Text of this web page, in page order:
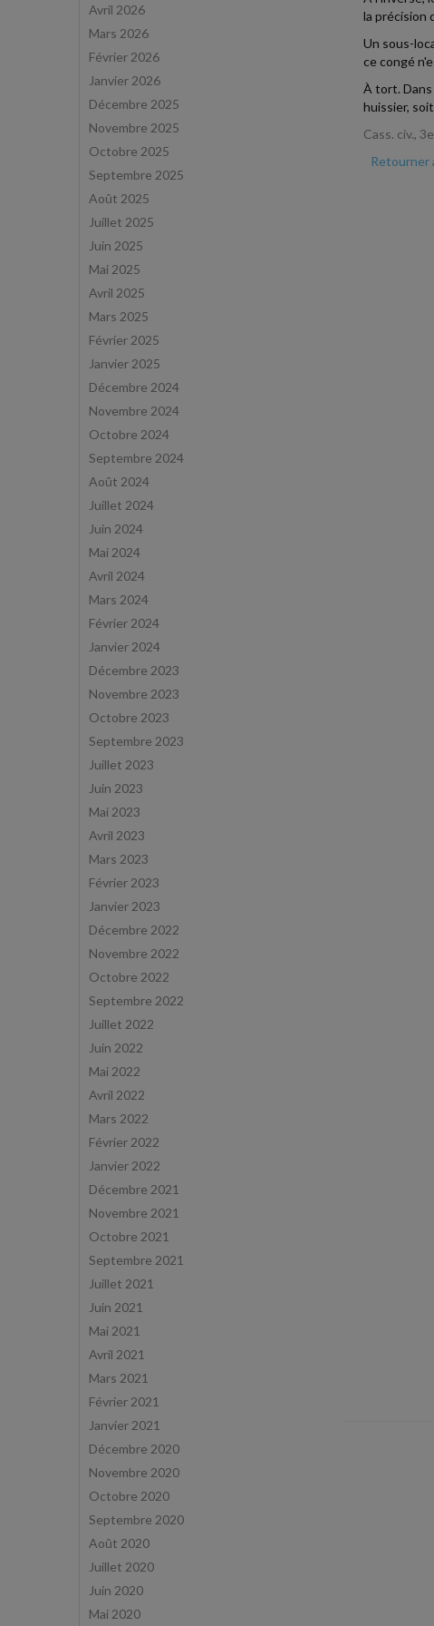
Avril 2026
Mars 2026
Février 2026
Janvier 2026
Décembre 2025
Novembre 2025
Octobre 2025
Septembre 2025
Août 2025
Juillet 2025
Juin 2025
Mai 2025
Avril 2025
Mars 2025
Février 2025
Janvier 2025
Décembre 2024
Novembre 2024
Octobre 2024
Septembre 2024
Août 2024
Juillet 2024
Juin 2024
Mai 2024
Avril 2024
Mars 2024
Février 2024
Janvier 2024
Décembre 2023
Novembre 2023
Octobre 2023
Septembre 2023
Juillet 2023
Juin 2023
Mai 2023
Avril 2023
Mars 2023
Février 2023
Janvier 2023
Décembre 2022
Novembre 2022
Octobre 2022
Septembre 2022
Juillet 2022
Juin 2022
Mai 2022
Avril 2022
Mars 2022
Février 2022
Janvier 2022
Décembre 2021
Novembre 2021
Octobre 2021
Septembre 2021
Juillet 2021
Juin 2021
Mai 2021
Avril 2021
Mars 2021
Février 2021
Janvier 2021
Décembre 2020
Novembre 2020
Octobre 2020
Septembre 2020
Août 2020
Juillet 2020
Juin 2020
Mai 2020
la précision
Un sous-
ce congé
À tort.
huissier,
Cass. civ.,
Retourner